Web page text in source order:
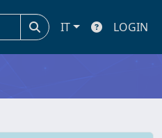
IT LOGIN